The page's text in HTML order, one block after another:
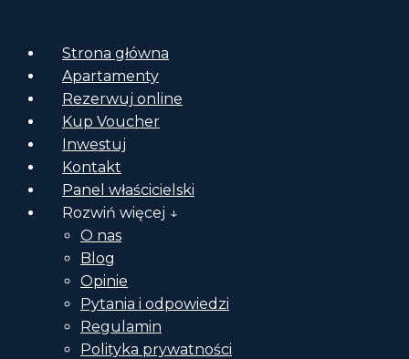
Strona główna
Apartamenty
Rezerwuj online
Kup Voucher
Inwestuj
Kontakt
Panel właścicielski
Rozwiń więcej ↓
O nas
Blog
Opinie
Pytania i odpowiedzi
Regulamin
Polityka prywatności